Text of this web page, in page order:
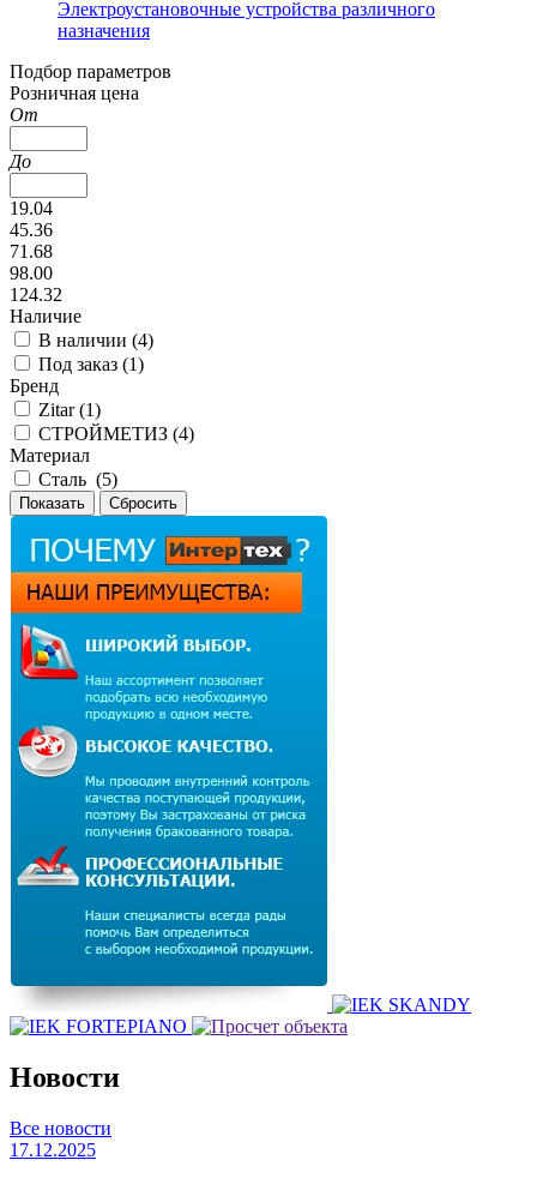
Электроустановочные устройства различного
назначения
Подбор параметров
Розничная цена
От
До
19.04
45.36
71.68
98.00
124.32
Наличие
В наличии (4)
Под заказ (1)
Бренд
Zitar (1)
СТРОЙМЕТИЗ (4)
Материал
Сталь (5)
Новости
Все новости
17.12.2025